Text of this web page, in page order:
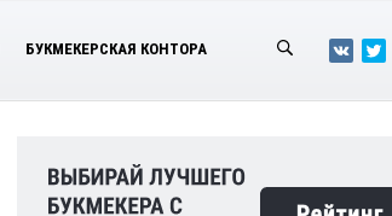
БУКМЕКЕРСКАЯ КОНТОРА